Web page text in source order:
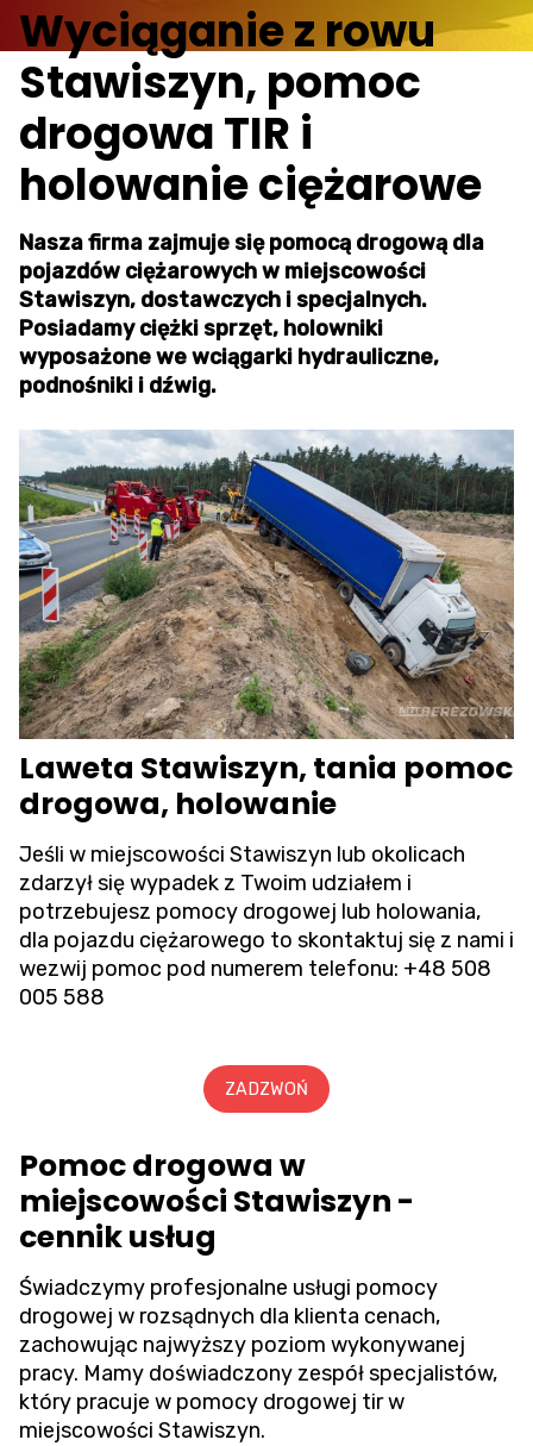
Wyciąganie z rowu
Stawiszyn, pomoc
drogowa TIR i
holowanie ciężarowe
Nasza firma zajmuje się pomocą drogową dla
pojazdów ciężarowych w miejscowości
Stawiszyn, dostawczych i specjalnych.
Posiadamy ciężki sprzęt, holowniki
wyposażone we wciągarki hydrauliczne,
podnośniki i dźwig.
Laweta Stawiszyn, tania pomoc
drogowa, holowanie
Jeśli w miejscowości Stawiszyn lub okolicach
zdarzył się wypadek z Twoim udziałem i
potrzebujesz pomocy drogowej lub holowania,
dla pojazdu ciężarowego to skontaktuj się z nami i
wezwij pomoc pod numerem telefonu: +48 508
005 588
ZADZWOŃ
Pomoc drogowa w
miejscowości Stawiszyn -
cennik usług
Świadczymy profesjonalne usługi pomocy
drogowej w rozsądnych dla klienta cenach,
zachowując najwyższy poziom wykonywanej
pracy. Mamy doświadczony zespół specjalistów,
który pracuje w pomocy drogowej tir w
miejscowości Stawiszyn.